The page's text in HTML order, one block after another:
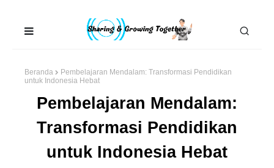
Beranda
Pembelajaran Mendalam: Transformasi Pendidikan
untuk Indonesia Hebat
Pembelajaran Mendalam:
Transformasi Pendidikan
untuk Indonesia Hebat